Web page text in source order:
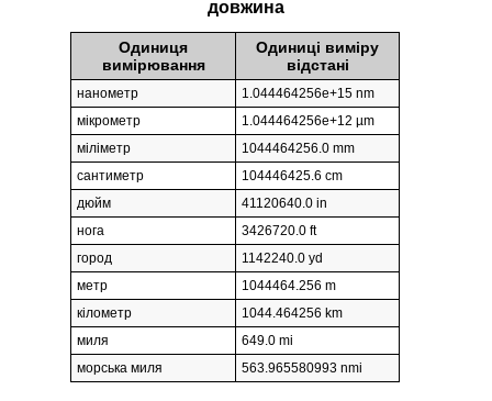
довжина
Одиниця
вимірювання
Одиниці виміру
відстані
нанометр
1.044464256e+15 nm
мікрометр
1.044464256e+12 µm
міліметр
1044464256.0 mm
сантиметр
104446425.6 cm
дюйм
41120640.0 in
нога
3426720.0 ft
город
1142240.0 yd
метр
1044464.256 m
кілометр
1044.464256 km
миля
649.0 mi
морська миля
563.965580993 nmi